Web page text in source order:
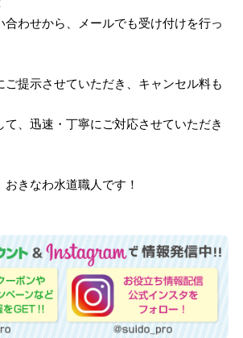
合わせから、メールでも受け付けを行っ
ご提示させていただき、キャンセル料も
て、迅速・丁寧にご対応させていただき
きなわ水道職人です！